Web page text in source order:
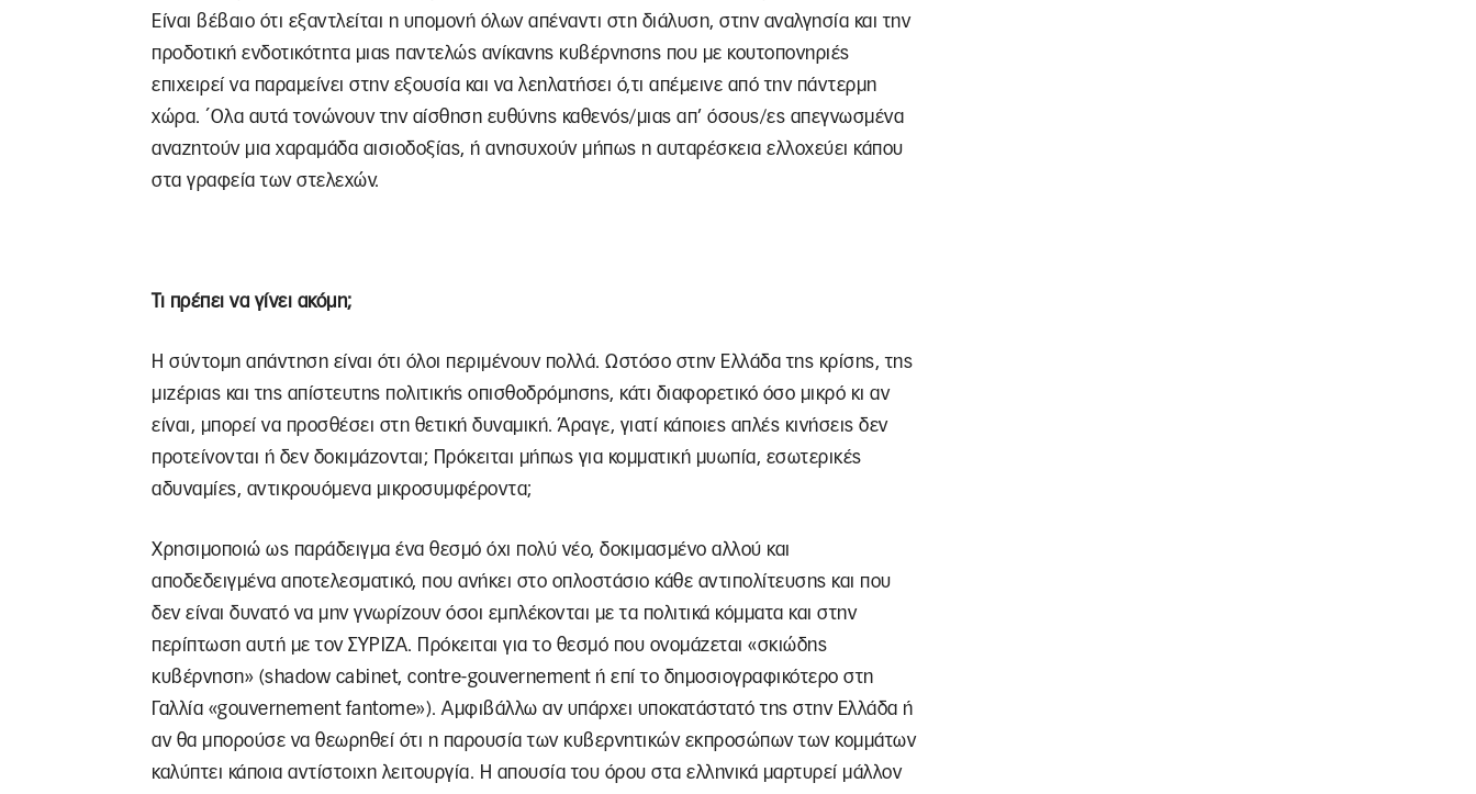
Είναι βέβαιο ότι εξαντλείται η υπομονή όλων απέναντι στη διάλυση, στην αναλγησία και την
προδοτική ενδοτικότητα μιας παντελώς ανίκανης κυβέρνησης που με κουτοπονηριές
επιχειρεί να παραμείνει στην εξουσία και να λεηλατήσει ό,τι απέμεινε από την πάντερμη
χώρα. ΄Ολα αυτά τονώνουν την αίσθηση ευθύνης καθενός/μιας απ’ όσους/ες απεγνωσμένα
αναζητούν μια χαραμάδα αισιοδοξίας, ή ανησυχούν μήπως η αυταρέσκεια ελλοχεύει κάπου
στα γραφεία των στελεχών.
Τι πρέπει να γίνει ακόμη;
Η σύντομη απάντηση είναι ότι όλοι περιμένουν πολλά. Ωστόσο στην Ελλάδα της κρίσης, της
μιζέριας και της απίστευτης πολιτικής οπισθοδρόμησης, κάτι διαφορετικό όσο μικρό κι αν
είναι, μπορεί να προσθέσει στη θετική δυναμική. Άραγε, γιατί κάποιες απλές κινήσεις δεν
προτείνονται ή δεν δοκιμάζονται; Πρόκειται μήπως για κομματική μυωπία, εσωτερικές
αδυναμίες, αντικρουόμενα μικροσυμφέροντα;
Χρησιμοποιώ ως παράδειγμα ένα θεσμό όχι πολύ νέο, δοκιμασμένο αλλού και
αποδεδειγμένα αποτελεσματικό, που ανήκει στο οπλοστάσιο κάθε αντιπολίτευσης και που
δεν είναι δυνατό να μην γνωρίζουν όσοι εμπλέκονται με τα πολιτικά κόμματα και στην
περίπτωση αυτή με τον ΣΥΡΙΖΑ. Πρόκειται για το θεσμό που ονομάζεται «σκιώδης
κυβέρνηση» (shadow cabinet, contre-gouvernement ή επί το δημοσιογραφικότερο στη
Γαλλία «gouvernement fantome»). Αμφιβάλλω αν υπάρχει υποκατάστατό της στην Ελλάδα ή
αν θα μπορούσε να θεωρηθεί ότι η παρουσία των κυβερνητικών εκπροσώπων των κομμάτων
καλύπτει κάποια αντίστοιχη λειτουργία. Η απουσία του όρου στα ελληνικά μαρτυρεί μάλλον